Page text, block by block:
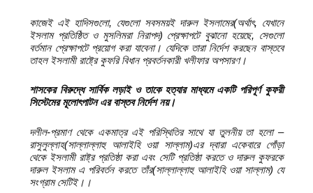
কাজেই এই হাদিসগুলো, যেগুলো সবসময়ই দারুল ইসলামের(অর্থাৎ, যেখানে
ইসলাম প্রতিষ্ঠিত ও মুসলিমরা নিরাপদ) প্রেক্ষাপটে বুঝানো হয়েছে, সেগুলো
বর্তমান প্রেক্ষাপটে প্রয়োগ করা যাবেনা। যেদিকে তারা নির্দেশ করছেন বাস্তবে
তাহল ইসলামীরাষ্ট্রে কুফরি বিধান প্রবর্তনকারী খলীফার অপসারণ।
শাসকের বিরুদ্ধে সার্বিকলড়াই ও তাকে হত্যার মাধ্যমে একটি পরিপূর্ণ কুফরী
সিস্টেমের মূলোৎপাটন এরবাস্তব নির্দেশ নয়।
দলীল-প্রমাণ থেকে একমাত্র এই পরিস্থিতির সাথে যা তুলনীয় তা হলো –
রাসুলুল্লাহ(সাল্লাল্লাহু আলাইহি ওয়া সাল্লাম)এর দ্বারা একেবারে গোঁড়া
থেকে ইসলামী রাষ্ট্র প্রতিষ্ঠা করা এবং সেটি প্রতিষ্ঠা করতে ও দারুল কুফরকে
দারুল ইসলাম এ পরিবর্তন করতে তাঁর(সাল্লাল্লাহু আলাইহি ওয়া সাল্লাম) যে
সংগ্রাম সেটিই।।